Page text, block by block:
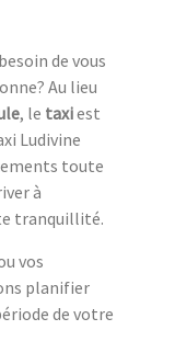
de vous
Au lieu
, le taxiest
Ludivine
toute
à
tranquillité.
vos
planifier
de votre